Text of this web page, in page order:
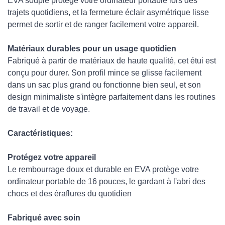
trajets quotidiens, et la fermeture éclair asymétrique lisse
permet de sortir et de ranger facilement votre appareil.
Matériaux durables pour un usage quotidien
Fabriqué à partir de matériaux de haute qualité, cet étui est
conçu pour durer. Son profil mince se glisse facilement
dans un sac plus grand ou fonctionne bien seul, et son
design minimaliste s'intègre parfaitement dans les routines
de travail et de voyage.
Caractéristiques:
Protégez votre appareil
Le rembourrage doux et durable en EVA protège votre
ordinateur portable de 16 pouces, le gardant à l'abri des
chocs et des éraflures du quotidien
Fabriqué avec soin